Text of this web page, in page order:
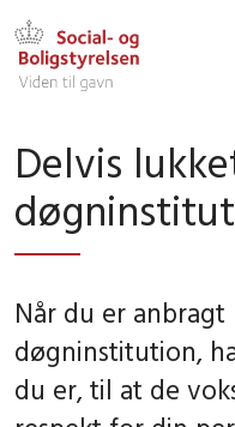
Delvis
Når du er
døgninstitution,
du er, til at de